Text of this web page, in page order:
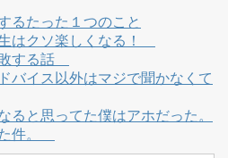
るたった１つのこと
はクソ楽しくなる！
する話
バイス以外はマジで聞かなくて
ると思ってた僕はアホだった。
件。